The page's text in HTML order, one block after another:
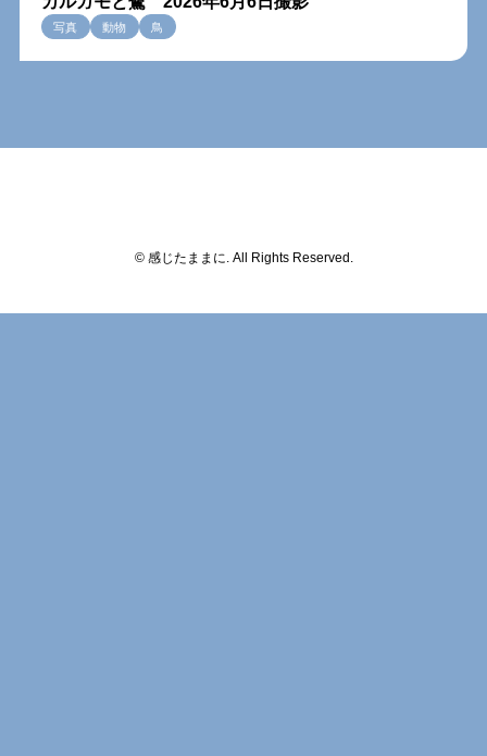
写真 動物 鳥
© 感じたままに. All Rights Reserved.